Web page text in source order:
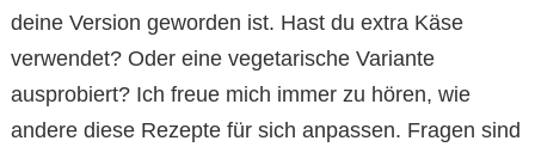
deine Version geworden ist. Hast du extra Käse
verwendet? Oder eine vegetarische Variante
ausprobiert? Ich freue mich immer zu hören, wie
andere diese Rezepte für sich anpassen. Fragen sind